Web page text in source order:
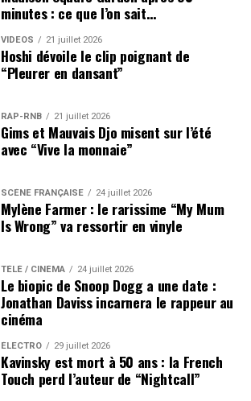
minutes : ce que l’on sait…
VIDEOS 21 juillet 2026
Hoshi dévoile le clip poignant de
“Pleurer en dansant”
RAP-RNB 21 juillet 2026
Gims et Mauvais Djo misent sur l’été
avec “Vive la monnaie”
SCÈNE FRANÇAISE 24 juillet 2026
Mylène Farmer : le rarissime “My Mum
Is Wrong” va ressortir en vinyle
TÉLÉ / CINÉMA 24 juillet 2026
Le biopic de Snoop Dogg a une date :
Jonathan Daviss incarnera le rappeur au
cinéma
ÉLECTRO 29 juillet 2026
Kavinsky est mort à 50 ans : la French
Touch perd l’auteur de “Nightcall”